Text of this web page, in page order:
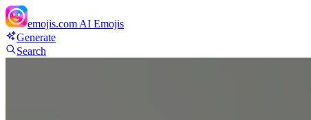
emojis.com AI Emojis
Generate
Search